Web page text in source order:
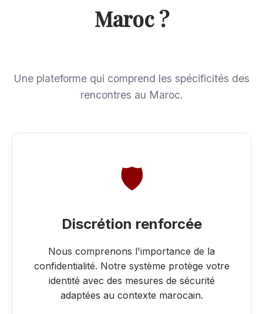
Maroc ?
Une plateforme qui comprend les spécificités des
rencontres au Maroc.
🛡️
Discrétion renforcée
Nous comprenons l'importance de la
confidentialité. Notre système protège votre
identité avec des mesures de sécurité
adaptées au contexte marocain.